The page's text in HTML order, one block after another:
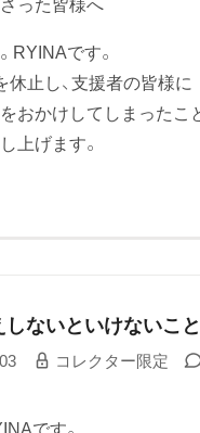
RYINAです。
休止し、支援者の皆様に
おかけしてしまったこ
上げます。
しないといけないこ
コレクター限定
です。